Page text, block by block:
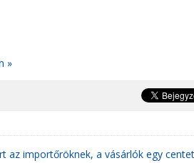
»
az importőröknek, a vásárlók egy centet